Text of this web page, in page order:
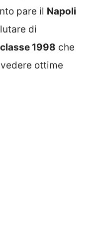
pare il Napoli
di
classe 1998 che
ottime